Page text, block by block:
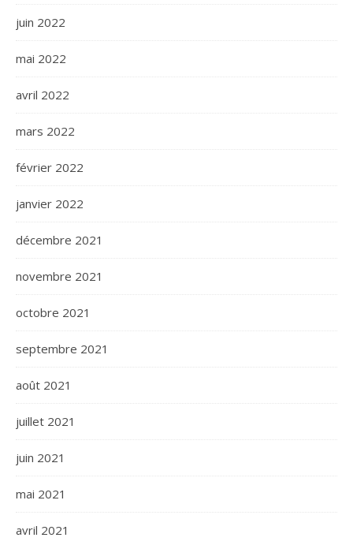
juin 2022
mai 2022
avril 2022
mars 2022
février 2022
janvier 2022
décembre 2021
novembre 2021
octobre 2021
septembre 2021
août 2021
juillet 2021
juin 2021
mai 2021
avril 2021